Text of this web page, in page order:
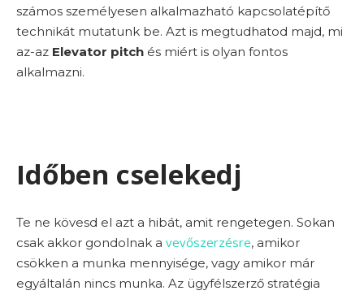
számos személyesen alkalmazható kapcsolatépítő
technikát mutatunk be. Azt is megtudhatod majd, mi
az-az Elevator pitch és miért is olyan fontos
alkalmazni.
Időben cselekedj
Te ne kövesd el azt a hibát, amit rengetegen. Sokan
csak akkor gondolnak a vevőszerzésre, amikor
csökken a munka mennyisége, vagy amikor már
egyáltalán nincs munka. Az ügyfélszerző stratégia